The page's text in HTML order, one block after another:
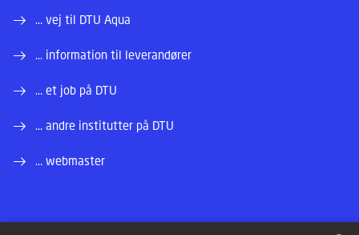
... vej til DTU Aqua
... information til leverandører
... et job på DTU
... andre institutter på DTU
... webmaster